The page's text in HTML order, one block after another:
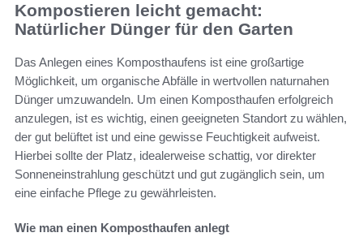
Kompostieren leicht gemacht:
Natürlicher Dünger für den Garten
Das Anlegen eines Komposthaufens ist eine großartige
Möglichkeit, um organische Abfälle in wertvollen naturnahen
Dünger umzuwandeln. Um einen Komposthaufen erfolgreich
anzulegen, ist es wichtig, einen geeigneten Standort zu wählen,
der gut belüftet ist und eine gewisse Feuchtigkeit aufweist.
Hierbei sollte der Platz, idealerweise schattig, vor direkter
Sonneneinstrahlung geschützt und gut zugänglich sein, um
eine einfache Pflege zu gewährleisten.
Wie man einen Komposthaufen anlegt